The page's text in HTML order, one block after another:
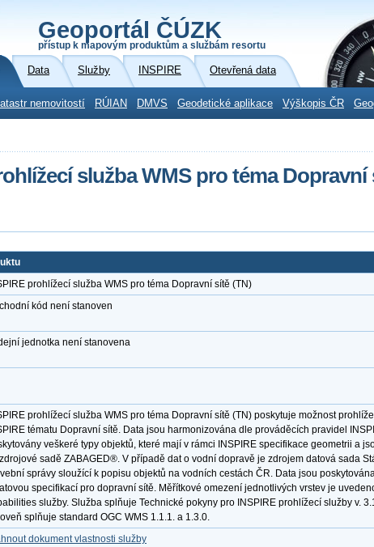
Geoportál ČÚZK
přístup k mapovým produktům a službám resortu
Data Služby INSPIRE Otevřená data
nemovitostí RÚIAN DMVS Geodetické aplikace Výškopis ČR
služba WMS pro téma Dopravní
prohlížecí služba WMS pro téma Dopravní sítě (TN)
kód není stanoven
jednotka není stanovena
prohlížecí služba WMS pro téma Dopravní sítě (TN) poskytuje možnost
tématu Dopravní sítě. Data jsou harmonizována dle prováděcích pravidel
veškeré typy objektů, které mají v rámci INSPIRE specifikace geometrii a
sadě ZABAGED®. V případě dat o vodní dopravě je zdrojem datová sada
správy sloužící k popisu objektů na vodních cestách ČR. Data jsou
specifikací pro dopravní sítě. Měřítkové omezení jednotlivých vrstev je
služby. Služba splňuje Technické pokyny pro INSPIRE prohlížecí služby v.
splňuje standard OGC WMS 1.1.1. a 1.3.0.
dokument vlastnosti služby